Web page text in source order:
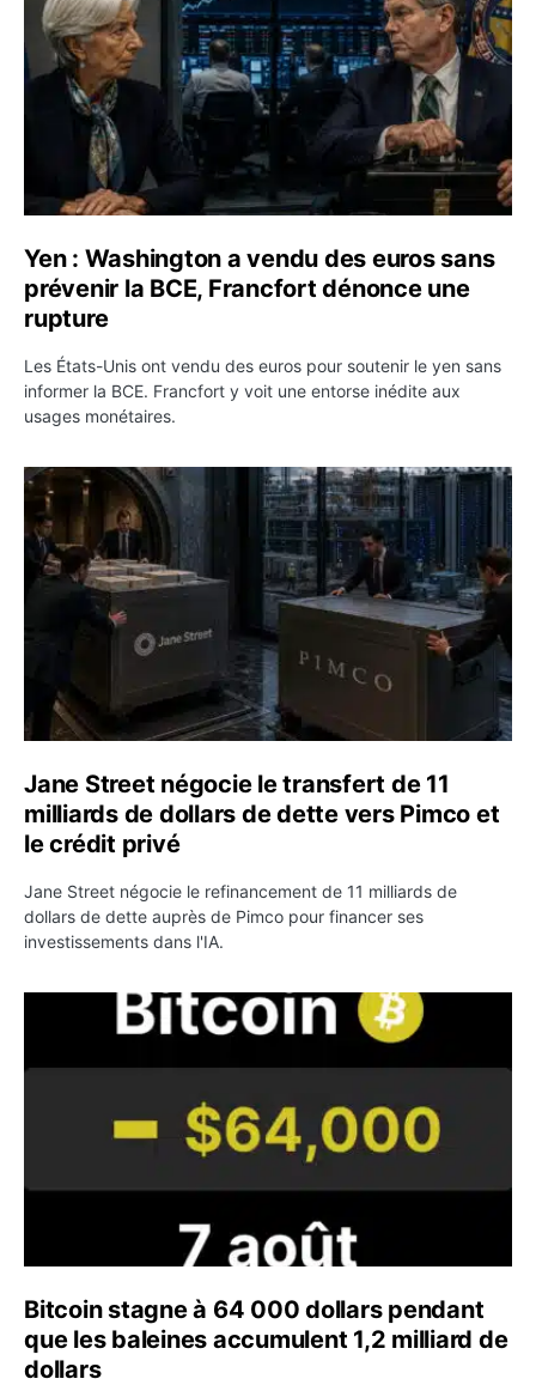
Yen : Washington a vendu des euros sans
prévenir la BCE, Francfort dénonce une
rupture
Les États-Unis ont vendu des euros pour soutenir le yen sans
informer la BCE. Francfort y voit une entorse inédite aux
usages monétaires.
Jane Street négocie le transfert de 11 milliards de
Jane Street négocie le transfert de 11
milliards de dollars de dette vers Pimco et
le crédit privé
Jane Street négocie le refinancement de 11 milliards de
dollars de dette auprès de Pimco pour financer ses
investissements dans l'IA.
Bitcoin stagne à 64 000 dollars pendant que les
Bitcoin stagne à 64 000 dollars pendant
que les baleines accumulent 1,2 milliard de
dollars